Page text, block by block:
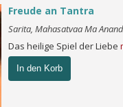
Freude an Tantra
Sarita, Mahasatvaa Ma
Das heilige Spiel der Liebe
In den Korb